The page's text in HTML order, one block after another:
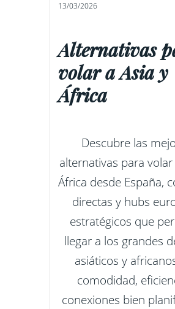
13/03/2026
Alternativas
volar a Asia y
África
Descubre las
alternativas para volar
África desde España,
directas y hubs
estratégicos que
llegar a los grandes
asiáticos y
comodidad,
conexiones bien